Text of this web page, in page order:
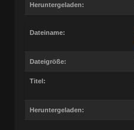
Heruntergeladen:
Dateiname:
Dateigröße:
Titel:
Heruntergeladen: